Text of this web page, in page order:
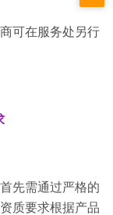
可在服务处另行
先需通过严格的
质要求根据产品